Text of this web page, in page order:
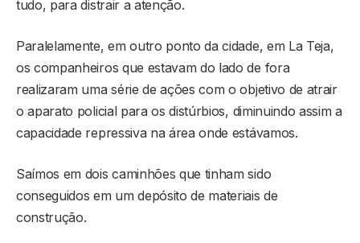
tudo, para distrair a atenção.
Paralelamente, em outro ponto da cidade, em La Teja,
os companheiros que estavam do lado de fora
realizaram uma série de ações com o objetivo de atrair
o aparato policial para os distúrbios, diminuindo assim a
capacidade repressiva na área onde estávamos.
Saímos em dois caminhões que tinham sido
conseguidos em um depósito de materiais de
construção.